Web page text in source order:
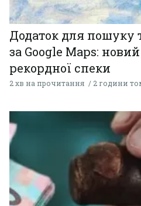
Додаток для пошуку
за Google Maps:
рекордної спеки
2 хв на прочитання 2 години